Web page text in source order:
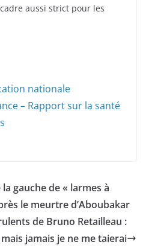
aussi strict pour les
nationale
– Rapport sur la santé
gauche de « larmes à
le meurtre d’Aboubakar
de Bruno Retailleau :
jamais je ne me taierai